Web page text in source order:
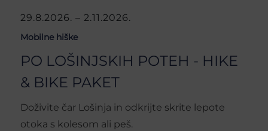
29.8.2026. – 2.11.2026.
Mobilne hiške
PO LOŠINJSKIH POTEH - HIKE
& BIKE PAKET
Doživite čar Lošinja in odkrijte skrite lepote
otoka s kolesom ali peš.